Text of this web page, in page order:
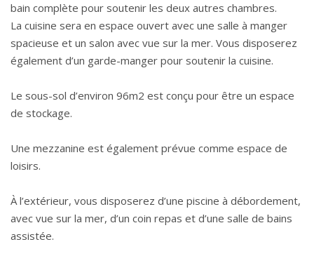
bain complète pour soutenir les deux autres chambres.
La cuisine sera en espace ouvert avec une salle à manger
spacieuse et un salon avec vue sur la mer. Vous disposerez
également d’un garde-manger pour soutenir la cuisine.
Le sous-sol d’environ 96m2 est conçu pour être un espace
de stockage.
Une mezzanine est également prévue comme espace de
loisirs.
À l’extérieur, vous disposerez d’une piscine à débordement,
avec vue sur la mer, d’un coin repas et d’une salle de bains
assistée.